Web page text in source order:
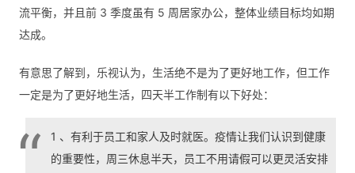
流平衡，并且前 3 季度虽有 5 周居家办公，整体业绩目标均如期
达成。
有意思了解到，乐视认为，生活绝不是为了更好地工作，但工作
一定是为了更好地生活，四天半工作制有以下好处：
1 、有利于员工和家人及时就医。疫情让我们认识到健康
的重要性，周三休息半天，员工不用请假可以更灵活安排